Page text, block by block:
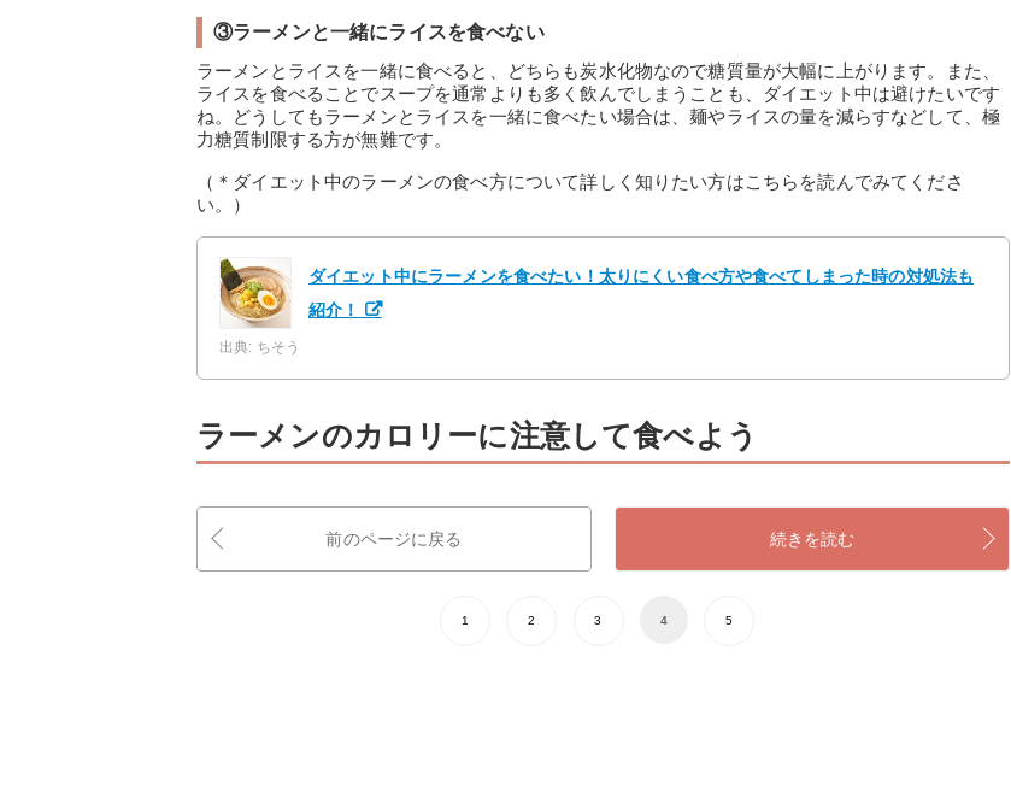
③ラーメンと一緒にライスを食べない
ラーメンとライスを一緒に食べると、どちらも炭水化物なので糖質量が大幅に上がります。また、
ライスを食べることでスープを通常よりも多く飲んでしまうことも、ダイエット中は避けたいです
ね。どうしてもラーメンとライスを一緒に食べたい場合は、麺やライスの量を減らすなどして、極
力糖質制限する方が無難です。
（＊ダイエット中のラーメンの食べ方について詳しく知りたい方はこちらを読んでみてくださ
い。）
ダイエット中にラーメンを食べたい！太りにくい食べ方や食べてしまった時の対処法も
紹介！
出典: ちそう
ラーメンのカロリーに注意して食べよう
前のページに戻る 続きを読む
1 2 3 4 5